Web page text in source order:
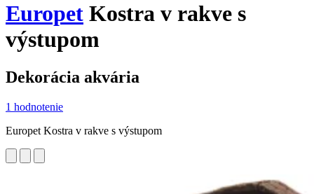
Europet Kostra v rakve s
výstupom
Dekorácia akvária
1 hodnotenie
Europet Kostra v rakve s výstupom